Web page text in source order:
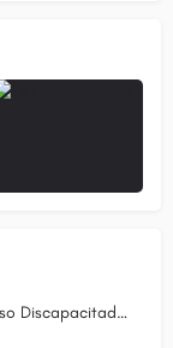
Acceso Discapacitados